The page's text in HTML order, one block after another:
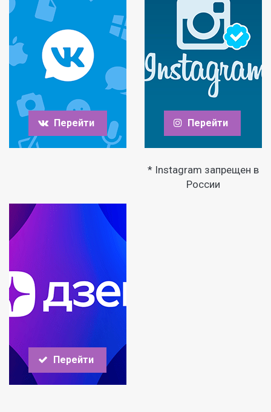
Перейти Перейти
* Instagram запрещен в
России
Перейти